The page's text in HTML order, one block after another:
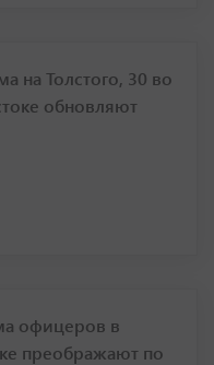
на Толстого, 30 во
обновляют
офицеров в
преображают по